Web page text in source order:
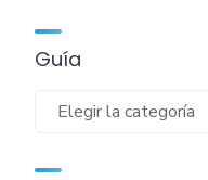
Guía
Guía